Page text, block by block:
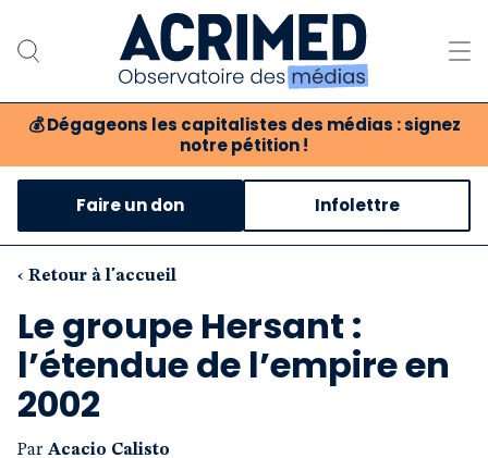
💰 Dégageons les capitalistes des médias : signez
notre pétition !
Notre association
Notre critique des médias
Nos propositions
Notre revue
Boutique
Faire un don Infolettre
‹ Retour à l'accueil
Le groupe Hersant :
l’étendue de l’empire en
2002
Par Acacio Calisto